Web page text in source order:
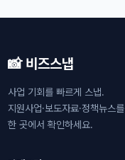
📸 비즈스냅
사업 기회를 빠르게 스냅.
지원사업·보도자료·정책뉴스를
한 곳에서 확인하세요.